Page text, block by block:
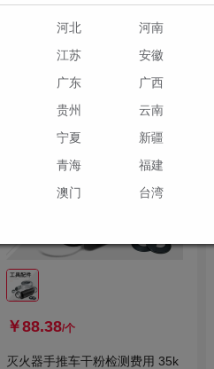
加入购物车
￥88.38/个
灭火器手推车干粉检测费用 35k
河北 河南
江苏 安徽
广东 广西
贵州 云南
宁夏 新疆
青海 福建
澳门 台湾